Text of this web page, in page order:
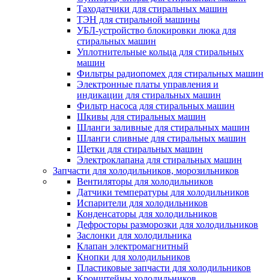
Таходатчики для стиральных машин
ТЭН для стиральной машины
УБЛ-устройство блокировки люка для
стиральных машин
Уплотнительные кольца для стиральных
машин
Фильтры радиопомех для стиральных машин
Электронные платы управления и
индикации для стиральных машин
Фильтр насоса для стиральных машин
Шкивы для стиральных машин
Шланги заливные для стиральных машин
Шланги сливные для стиральных машин
Щетки для стиральных машин
Электроклапана для стиральных машин
Запчасти для холодильников, морозильников
Вентиляторы для холодильников
Датчики температуры для холодильников
Испарители для холодильников
Конденсаторы для холодильников
Дефросторы разморозки для холодильников
Заслонки для холодильника
Клапан электромагнитный
Кнопки для холодильников
Пластиковые запчасти для холодильников